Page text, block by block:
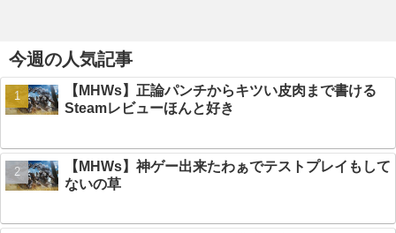
今週の人気記事
【MHWs】正論パンチからキツい皮肉まで書ける
Steamレビューほんと好き
【MHWs】神ゲー出来たわぁでテストプレイもして
ないの草